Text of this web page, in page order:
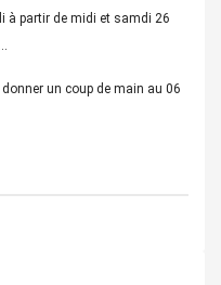
à partir de midi et samdi 26
un coup de main au 06